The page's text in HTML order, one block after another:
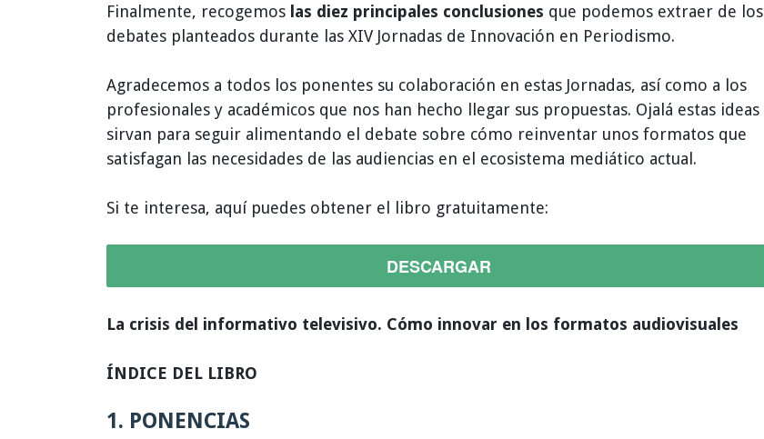
Finalmente, recogemos las diez principales conclusiones que podemos extraer de los
debates planteados durante las XIV Jornadas de Innovación en Periodismo.
Agradecemos a todos los ponentes su colaboración en estas Jornadas, así como a los
profesionales y académicos que nos han hecho llegar sus propuestas. Ojalá estas ideas
sirvan para seguir alimentando el debate sobre cómo reinventar unos formatos que
satisfagan las necesidades de las audiencias en el ecosistema mediático actual.
Si te interesa, aquí puedes obtener el libro gratuitamente:
DESCARGAR
La crisis del informativo televisivo. Cómo innovar en los formatos audiovisuales
ÍNDICE DEL LIBRO
1. PONENCIAS